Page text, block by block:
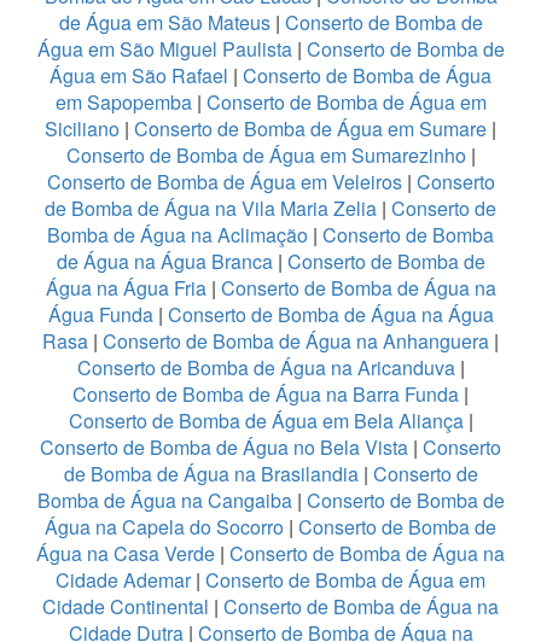
de Água em São Mateus | Conserto de Bomba de
Água em São Miguel Paulista| Conserto de Bomba de
Água em São Rafael | Conserto de Bomba de Água
em Sapopemba | Conserto de Bomba de Água em
Siciliano | Conserto de Bomba de Água em Sumare |
Conserto de Bomba de Água em Sumarezinho|
Conserto de Bomba de Água em Veleiros| Conserto
de Bomba de Água na Vila Maria Zelia | Conserto de
Bomba de Água na Aclimação | Conserto de Bomba
de Água na Água Branca| Conserto de Bomba de
Água na Água Fria| Conserto de Bomba de Água na
Água Funda| Conserto de Bomba de Água na Água
Rasa | Conserto de Bomba de Água na Anhanguera |
Conserto de Bomba de Água na Aricanduva|
Conserto de Bomba de Água na Barra Funda |
Conserto de Bomba de Água em Bela Aliança |
Conserto de Bomba de Água no Bela Vista | Conserto
de Bomba de Água na Brasilandia| Conserto de
Bomba de Água na Cangaiba| Conserto de Bomba de
Água na Capela do Socorro | Conserto de Bomba de
Água na Casa Verde | Conserto de Bomba de Água na
Cidade Ademar| Conserto de Bomba de Água em
Cidade Continental | Conserto de Bomba de Água na
Cidade Dutra | Conserto de Bomba de Água na